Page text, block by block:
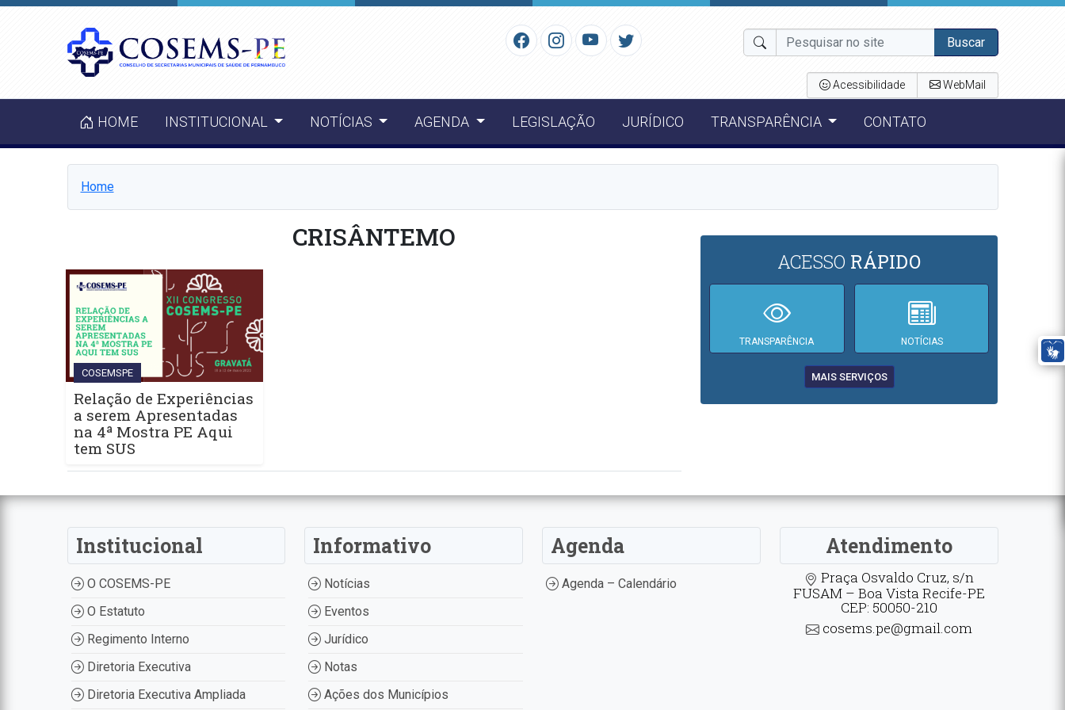
Buscar
Acessibilidade WebMail
HOME INSTITUCIONAL NOTÍCIAS AGENDA LEGISLAÇÃO JURÍDICO TRANSPARÊNCIA CONTATO
Home
CRISÂNTEMO
COSEMSPE
Relação de Experiências
a serem Apresentadas
na 4ª Mostra PE Aqui
tem SUS
ACESSO RÁPIDO
TRANSPARÊNCIA NOTÍCIAS
MAIS SERVIÇOS
Institucional
O COSEMS-PE
O Estatuto
Regimento Interno
Diretoria Executiva
Diretoria Executiva Ampliada
Informativo
Notícias
Eventos
Jurídico
Notas
Ações dos Municípios
Agenda
Agenda – Calendário
Atendimento
Praça Osvaldo Cruz, s/n
FUSAM – Boa Vista Recife-PE
CEP: 50050-210
cosems.pe@gmail.com